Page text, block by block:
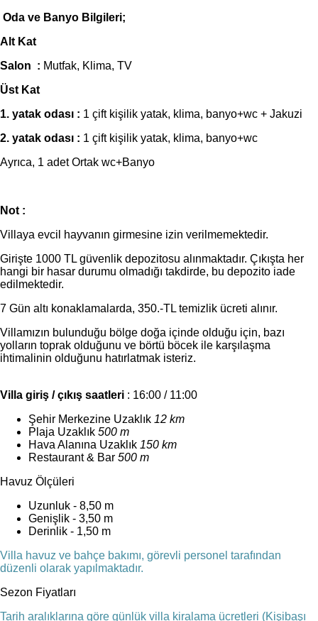
Oda ve Banyo Bilgileri;
Alt Kat
Salon : Mutfak, Klima, TV
Üst Kat
1. yatak odası : 1 çift kişilik yatak, klima, banyo+wc + Jakuzi
2. yatak odası : 1 çift kişilik yatak, klima, banyo+wc
Ayrıca, 1 adet Ortak wc+Banyo
Not :
Villaya evcil hayvanın girmesine izin verilmemektedir.
Girişte 1000 TL güvenlik depozitosu alınmaktadır. Çıkışta her
hangi bir hasar durumu olmadığı takdirde, bu depozito iade
edilmektedir.
7 Gün altı konaklamalarda, 350.-TL temizlik ücreti alınır.
Villamızın bulunduğu bölge doğa içinde olduğu için, bazı
yolların toprak olduğunu ve börtü böcek ile karşılaşma
ihtimalinin olduğunu hatırlatmak isteriz.
Villa giriş / çıkış saatleri : 16:00 / 11:00
Şehir Merkezine Uzaklık 12 km
Plaja Uzaklık 500 m
Hava Alanına Uzaklık 150 km
Restaurant & Bar 500 m
Havuz Ölçüleri
Uzunluk - 8,50 m
Genişlik - 3,50 m
Derinlik - 1,50 m
Villa havuz ve bahçe bakımı, görevli personel tarafından
düzenli olarak yapılmaktadır.
Sezon Fiyatları
Tarih aralıklarına göre günlük villa kiralama ücretleri (Kişibaşı